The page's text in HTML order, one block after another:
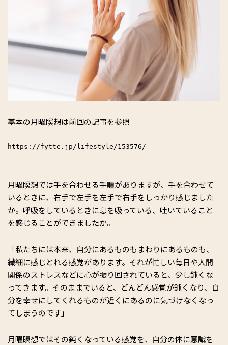
基本の月曜瞑想は前回の記事を参照
https://fytte.jp/lifestyle/153576/
月曜瞑想では手を合わせる手順がありますが、手を合わせて
いるときに、右手で左手を左手で右手をしっかり感じました
か。呼吸をしているときに息を吸っている、吐いていること
を感じることができましたか。
「私たちには本来、自分にあるものもまわりにあるものも、
繊細に感じとれる感覚があります。それが忙しい毎日や人間
関係のストレスなどに心が振り回されていると、少し鈍くな
ってきます。そのままでいると、どんどん感覚が鈍くなり、自
分を幸せにしてくれるものが近くにあるのに気づけなくなっ
てしまうのです」
月曜瞑想ではその鈍くなっている感覚を、自分の体に意識を